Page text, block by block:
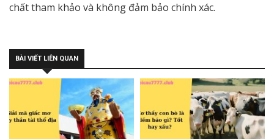
chất tham khảo và không đảm bảo chính xác.
BÀI VIẾT LIÊN QUAN